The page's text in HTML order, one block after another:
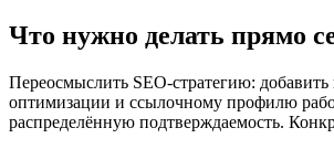
Что нужно делать прямо
Переосмыслить SEO-стратегию: добавить
оптимизации и ссылочному профилю
распределённую подтверждаемость.